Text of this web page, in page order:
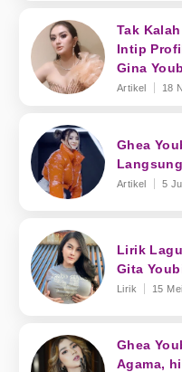
Tak
Intip
Gina
Artikel 18
Ghea
Artikel 5
Lirik
Gita
Lirik 15
Ghea
Agama, hingga Saipul